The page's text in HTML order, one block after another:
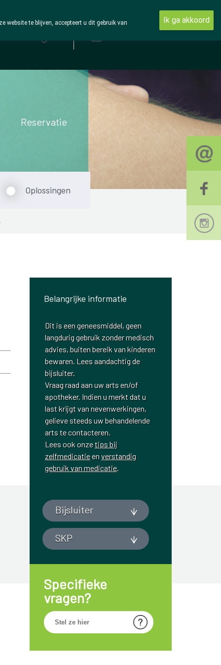
Reservatie
Oplossingen
Belangrijke informatie
Dit is een geneesmiddel, geen
langdurig gebruik zonder medisch
advies, buiten bereik van kinderen
bewaren. Lees aandachtig de
bijsluiter.
Vraag raad aan uw arts en/of
apotheker. Indien u merkt dat u
last krijgt van nevenwerkingen,
gelieve steeds uw behandelende
arts te contacteren.
Lees ook onzetips bij
zelfmedicatieenverstandig
gebruik van medicatie
Bijsluiter
SKP
Specifieke
vragen?
website te blijven, accepteert u dit gebruik van Ik ga akkoord